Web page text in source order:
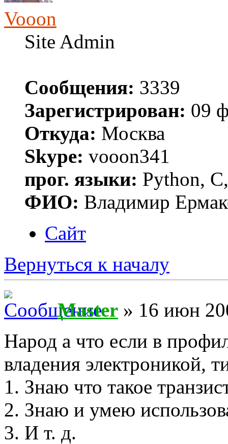
Vooon
Site Admin
Сообщения: 3339
Зарегистрирован: 09
Откуда: Москва
Skype: vooon341
прог. языки: Python,
ФИО: Владимир
Сайт
Вернуться к началу
Master » 16 июн
Народ а что если в
владения электроникой,
1. Знаю что такое
2. Знаю и умею
3. И т. д.